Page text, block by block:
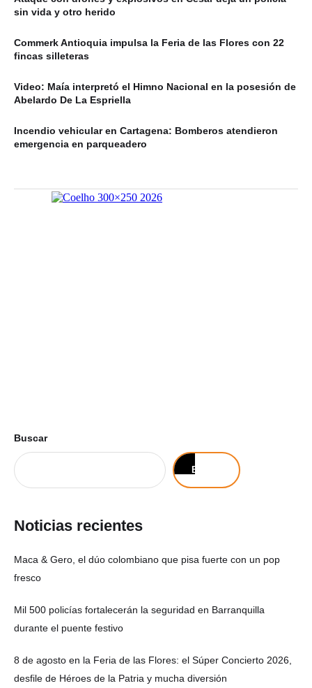
sin vida y otro herido
Commerk Antioquia impulsa la Feria de las Flores con 22
fincas silleteras
Video: Maía interpretó el Himno Nacional en la posesión de
Abelardo De La Espriella
Incendio vehicular en Cartagena: Bomberos atendieron
emergencia en parqueadero
Buscar
Buscar
Noticias recientes
Maca & Gero, el dúo colombiano que pisa fuerte con un pop
fresco
Mil 500 policías fortalecerán la seguridad en Barranquilla
durante el puente festivo
8 de agosto en la Feria de las Flores: el Súper Concierto 2026,
desfile de Héroes de la Patria y mucha diversión